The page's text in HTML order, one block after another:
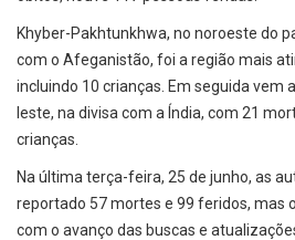
Khyber-Pakhtunkhwa, no noroeste do
com o Afeganistão, foi a região mais
incluindo 10 crianças. Em seguida vem
leste, na divisa com a Índia, com 21
crianças.
Na última terça-feira, 25 de junho, as
reportado 57 mortes e 99 feridos, mas
com o avanço das buscas e